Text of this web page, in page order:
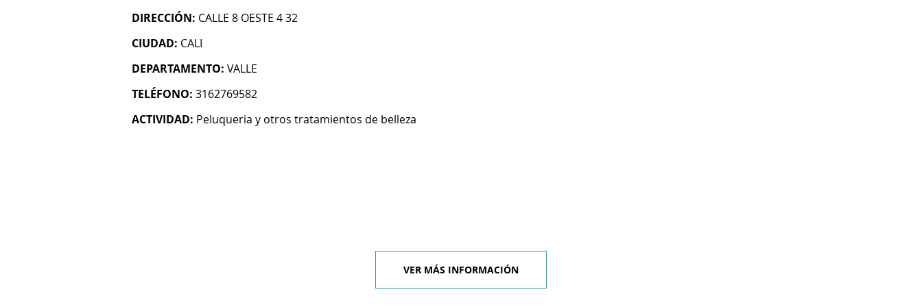
DIRECCIÓN: CALLE 8 OESTE 4 32
CIUDAD: CALI
DEPARTAMENTO: VALLE
TELÉFONO: 3162769582
ACTIVIDAD: Peluqueria y otros tratamientos de belleza
VER MÁS INFORMACIÓN